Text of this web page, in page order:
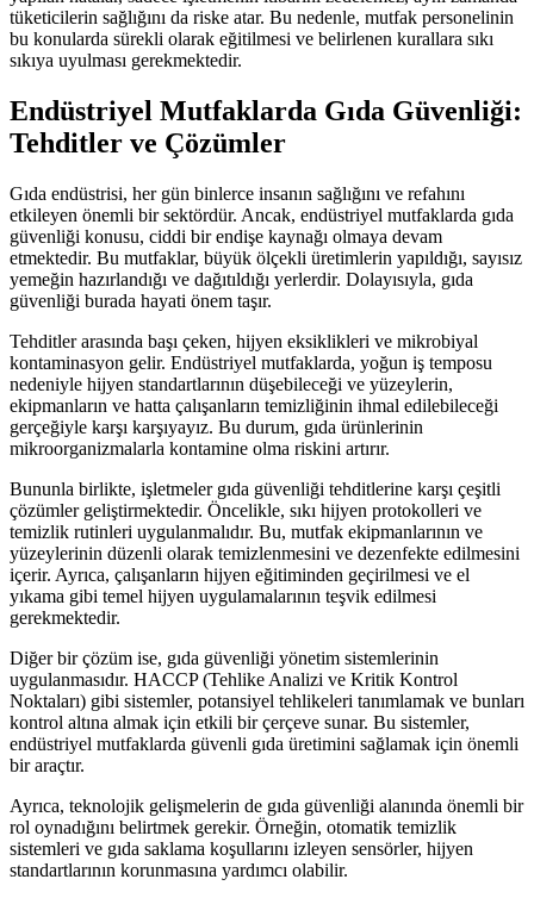
tüketicilerin sağlığını da riske atar. Bu nedenle, mutfak personelinin
bu konularda sürekli olarak eğitilmesi ve belirlenen kurallara sıkı
sıkıya uyulması gerekmektedir.
Endüstriyel Mutfaklarda Gıda Güvenliği:
Tehditler ve Çözümler
Gıda endüstrisi, her gün binlerce insanın sağlığını ve refahını
etkileyen önemli bir sektördür. Ancak, endüstriyel mutfaklarda gıda
güvenliği konusu, ciddi bir endişe kaynağı olmaya devam
etmektedir. Bu mutfaklar, büyük ölçekli üretimlerin yapıldığı, sayısız
yemeğin hazırlandığı ve dağıtıldığı yerlerdir. Dolayısıyla, gıda
güvenliği burada hayati önem taşır.
Tehditler arasında başı çeken, hijyen eksiklikleri ve mikrobiyal
kontaminasyon gelir. Endüstriyel mutfaklarda, yoğun iş temposu
nedeniyle hijyen standartlarının düşebileceği ve yüzeylerin,
ekipmanların ve hatta çalışanların temizliğinin ihmal edilebileceği
gerçeğiyle karşı karşıyayız. Bu durum, gıda ürünlerinin
mikroorganizmalarla kontamine olma riskini artırır.
Bununla birlikte, işletmeler gıda güvenliği tehditlerine karşı çeşitli
çözümler geliştirmektedir. Öncelikle, sıkı hijyen protokolleri ve
temizlik rutinleri uygulanmalıdır. Bu, mutfak ekipmanlarının ve
yüzeylerinin düzenli olarak temizlenmesini ve dezenfekte edilmesini
içerir. Ayrıca, çalışanların hijyen eğitiminden geçirilmesi ve el
yıkama gibi temel hijyen uygulamalarının teşvik edilmesi
gerekmektedir.
Diğer bir çözüm ise, gıda güvenliği yönetim sistemlerinin
uygulanmasıdır. HACCP (Tehlike Analizi ve Kritik Kontrol
Noktaları) gibi sistemler, potansiyel tehlikeleri tanımlamak ve bunları
kontrol altına almak için etkili bir çerçeve sunar. Bu sistemler,
endüstriyel mutfaklarda güvenli gıda üretimini sağlamak için önemli
bir araçtır.
Ayrıca, teknolojik gelişmelerin de gıda güvenliği alanında önemli bir
rol oynadığını belirtmek gerekir. Örneğin, otomatik temizlik
sistemleri ve gıda saklama koşullarını izleyen sensörler, hijyen
standartlarının korunmasına yardımcı olabilir.